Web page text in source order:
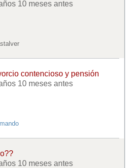
10 meses antes
contencioso y pensión
10 meses antes
10 meses antes